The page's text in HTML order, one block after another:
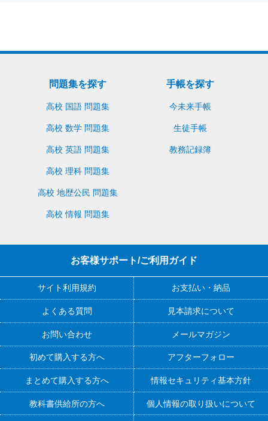
問題集を探す
高校 国語 問題集
高校 数学 問題集
高校 英語 問題集
高校 理科 問題集
高校 地歴公民 問題集
高校 情報 問題集
手帳を探す
今未来手帳
生徒手帳
教務記録簿
お客様サポート/ご利用ガイド
サイト利用規約 お支払い・納品
よくある質問 見本請求について
お問い合わせ メールマガジン
初めて購入する方へ アフターフォロー
まとめて購入する方へ 情報セキュリティ基本方針
教科書供給所の方へ 個人情報の取り扱いについて